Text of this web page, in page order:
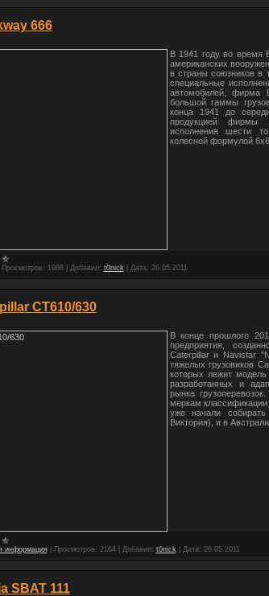
666
В 1941 году во время
американских
в страны союзников в
специальные
автомобилей, фирма
большой гаммы
конца 1941 до
продукцией фирмы
исполнения шести
колесной формулой
Просмотров: 1988| Добавил: t0nick| Дата: 26.05.2011
CT610/630
В конце прошлого
предприятия,
Caterpillar и Navistar
тяжелых грузовиков
которых лежит
разработанных и
рынка
меркам классификации
уже начали
Виктория), и в
информация| Просмотров: 2164| Добавил: t0nick| Дата: 26.05.2011
SBAT 111